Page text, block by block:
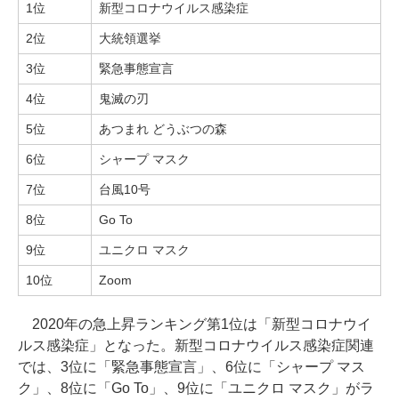
1位 新型コロナウイルス感染症
2位 大統領選挙
3位 緊急事態宣言
4位 鬼滅の刃
5位 あつまれ どうぶつの森
6位 シャープ マスク
7位 台風10号
8位 Go To
9位 ユニクロ マスク
10位 Zoom
2020年の急上昇ランキング第1位は「新型コロナウイ
ルス感染症」となった。新型コロナウイルス感染症関連
では、3位に「緊急事態宣言」、6位に「シャープ マス
ク」、8位に「Go To」、9位に「ユニクロ マスク」がラ